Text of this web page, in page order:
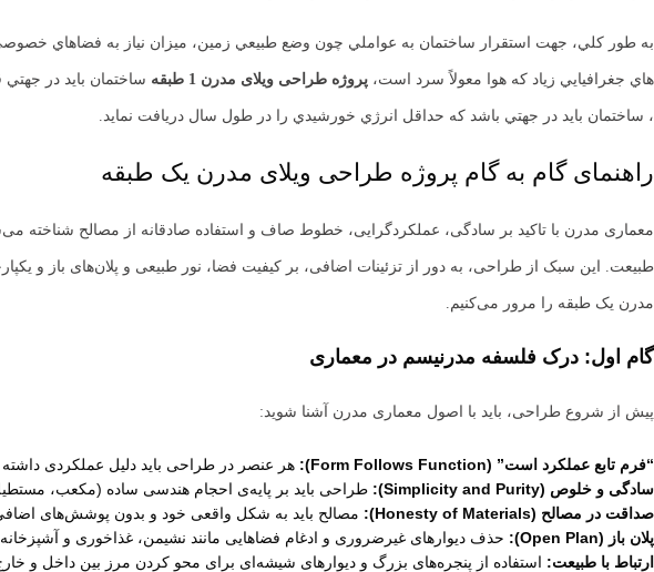
به طور كلي، جهت استقرار ساختمان به عواملي چون وضع طبيعي زمين، ميزان نياز به فضاهاي
هاي جغرافيايي زياد كه هوا معولاً سرد است، پروژه طراحی ویلای مدرن 1 طبقه ساختمان بايد در
، ساختمان بايد در جهتي باشد كه حداقل انرژي خورشيدي را در طول سال دريافت نمايد.
راهنمای گام به گام پروژه طراحی ویلای مدرن یک طبقه
معماری مدرن با تاکید بر سادگی، عملکردگرایی، خطوط صاف و استفاده صادقانه از مصالح
طبیعت. این سبک از طراحی، به دور از تزئینات اضافی، بر کیفیت فضا، نور طبیعی و پلان‌های باز و
مدرن یک طبقه را مرور می‌کنیم.
گام اول: درک فلسفه مدرنیسم در معماری
پیش از شروع طراحی، باید با اصول معماری مدرن آشنا شوید:
“فرم تابع عملکرد است” (Form Follows Function):
هر عنصر در طراحی باید دلیل عملکردی
سادگی و خلوص (Simplicity and Purity):
طراحی باید بر پایه‌ی احجام هندسی ساده (مکعب،
صداقت در مصالح (Honesty of Materials):
مصالح باید به شکل واقعی خود و بدون پوشش‌های
پلان باز (Open Plan):
حذف دیوارهای غیرضروری و ادغام فضاهایی مانند نشیمن، غذاخوری و
ارتباط با طبیعت: استفاده از پنجره‌های بزرگ و دیوارهای شیشه‌ای برای محو کردن مرز بین داخل و